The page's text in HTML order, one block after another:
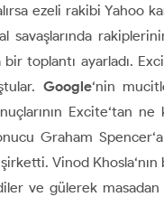
ezeli rakibi Yahoo
savaşlarında
toplantı ayarladı.
Google‘nin
Excite‘tan
Graham
Vinod
ve gülerek